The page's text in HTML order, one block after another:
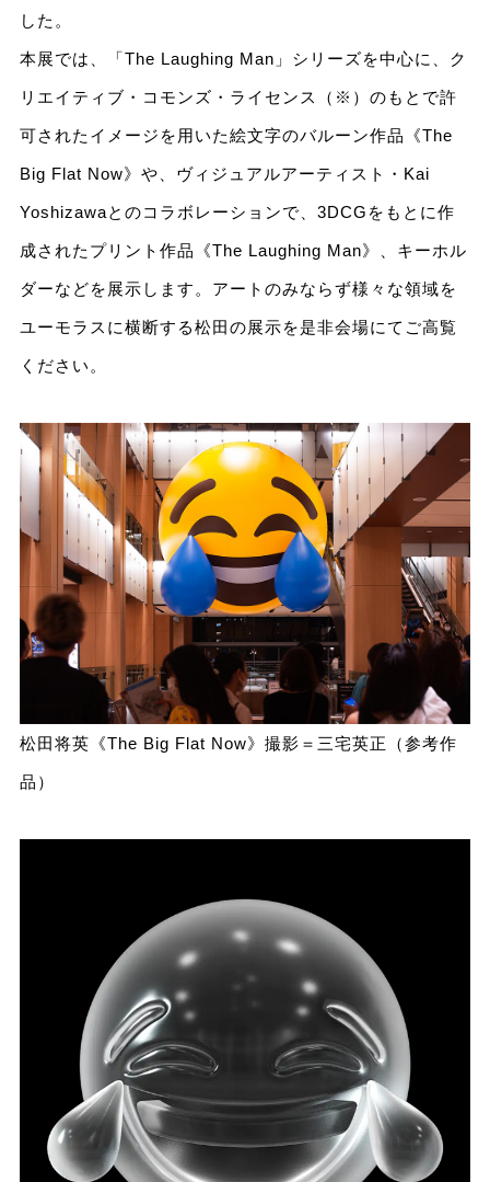
した。
本展では、「The Laughing Man」シリーズを中心に、ク
リエイティブ・コモンズ・ライセンス（※）のもとで許
可されたイメージを用いた絵文字のバルーン作品《The
Big Flat Now》や、ヴィジュアルアーティスト・Kai
Yoshizawaとのコラボレーションで、3DCGをもとに作
成されたプリント作品《The Laughing Man》、キーホル
ダーなどを展示します。アートのみならず様々な領域を
ユーモラスに横断する松田の展示を是非会場にてご高覧
ください。
松田将英《The Big Flat Now》撮影＝三宅英正（参考作
品）